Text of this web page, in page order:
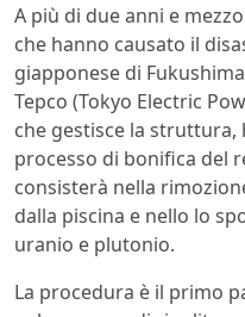
A più di due anni e
che hanno causato il
giapponese di
Tepco (Tokyo Electric
che gestisce la struttura,
processo di bonifica del
consisterà nella
dalla piscina e nello lo
uranio e plutonio.
La procedura è il primo